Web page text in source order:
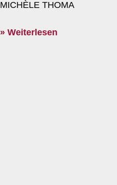
MICHÈLE THOMA
» Weiterlesen